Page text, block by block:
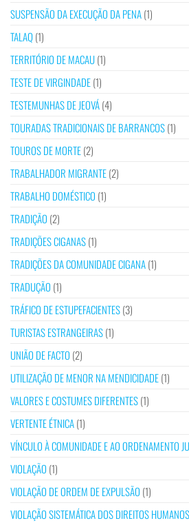
SUSPENSÃO DA EXECUÇÃO DA PENA(1)
TALAQ(1)
TERRITÓRIO DE MACAU(1)
TESTE DE VIRGINDADE(1)
TESTEMUNHAS DE JEOVÁ(4)
TOURADAS TRADICIONAIS DE BARRANCOS(1)
TOUROS DE MORTE(2)
TRABALHADOR MIGRANTE(2)
TRABALHO DOMÉSTICO (1)
TRADIÇÃO (2)
TRADIÇÕES CIGANAS(1)
TRADIÇÕES DA COMUNIDADE CIGANA(1)
TRADUÇÃO (1)
TRÁFICO DE ESTUPEFACIENTES(3)
TURISTAS ESTRANGEIRAS(1)
UNIÃO DE FACTO (2)
UTILIZAÇÃO DE MENOR NA MENDICIDADE(1)
VALORES E COSTUMES DIFERENTES(1)
VERTENTE ÉTNICA(1)
VÍNCULO À COMUNIDADE E AO ORDENAMENTO
VIOLAÇÃO (1)
VIOLAÇÃO DE ORDEM DE EXPULSÃO (1)
VIOLAÇÃO SISTEMÁTICA DOS DIREITOS HUMANOS